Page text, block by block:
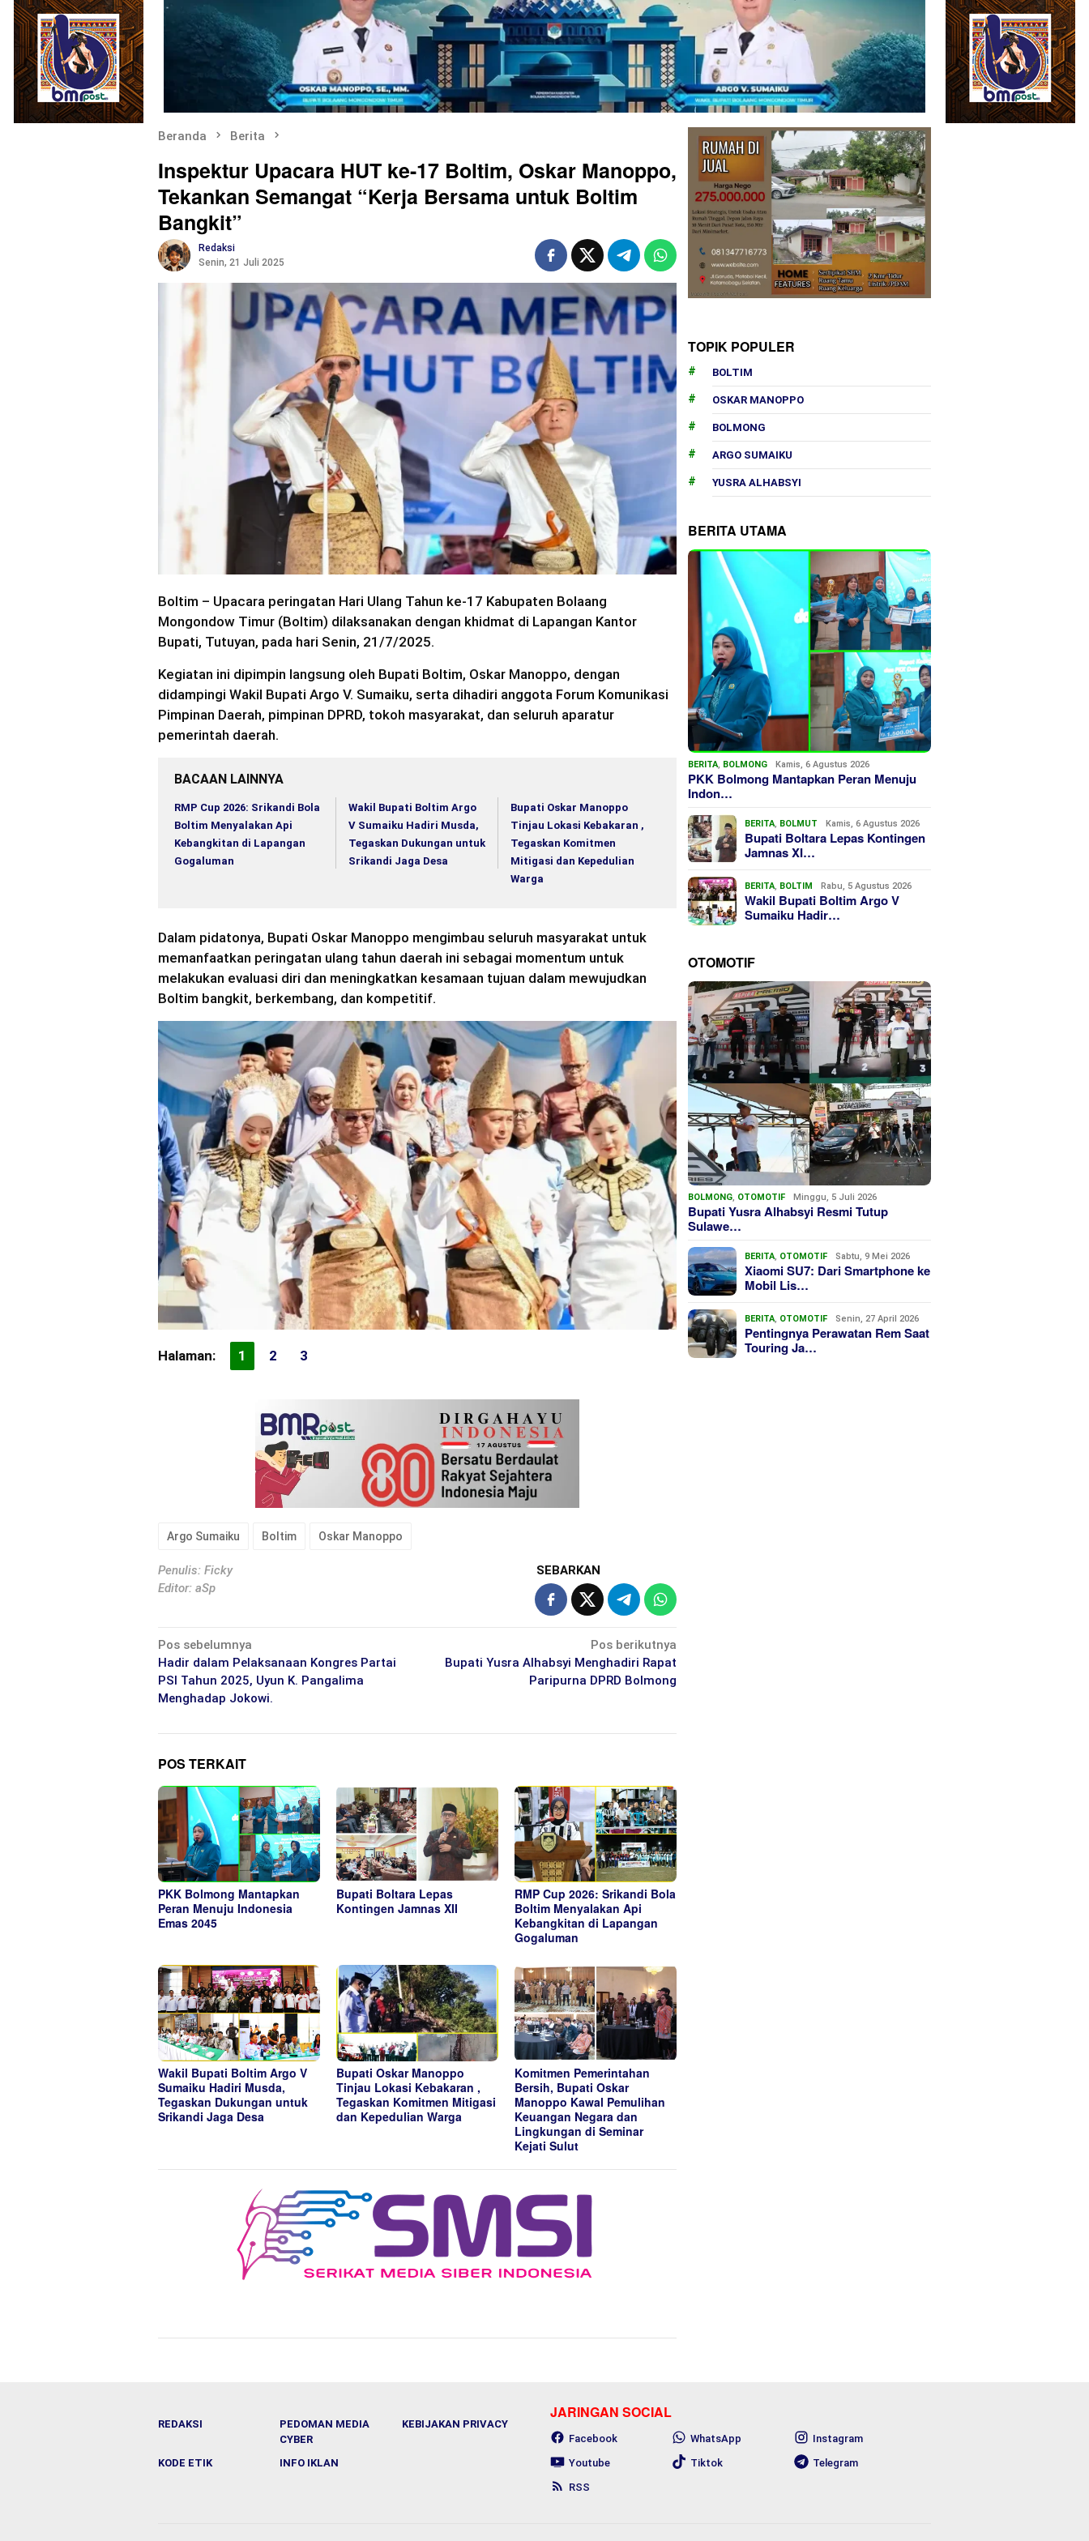
Beranda Berita
Inspektur Upacara HUT ke-17 Boltim, Oskar Manoppo,
Tekankan Semangat “Kerja Bersama untuk Boltim
Bangkit”
Redaksi
Senin, 21 Juli 2025
Boltim – Upacara peringatan Hari Ulang Tahun ke-17 Kabupaten Bolaang
Mongondow Timur (Boltim) dilaksanakan dengan khidmat di Lapangan Kantor
Bupati, Tutuyan, pada hari Senin, 21/7/2025.
Kegiatan ini dipimpin langsung oleh Bupati Boltim, Oskar Manoppo, dengan
didampingi Wakil Bupati Argo V. Sumaiku, serta dihadiri anggota Forum Komunikasi
Pimpinan Daerah, pimpinan DPRD, tokoh masyarakat, dan seluruh aparatur
pemerintah daerah.
BACAAN LAINNYA
RMP Cup 2026: Srikandi Bola
Boltim Menyalakan Api
Kebangkitan di Lapangan
Gogaluman
Wakil Bupati Boltim Argo
V Sumaiku Hadiri Musda,
Tegaskan Dukungan untuk
Srikandi Jaga Desa
Bupati Oskar Manoppo
Tinjau Lokasi Kebakaran ,
Tegaskan Komitmen
Mitigasi dan Kepedulian
Warga
Dalam pidatonya, Bupati Oskar Manoppo mengimbau seluruh masyarakat untuk
memanfaatkan peringatan ulang tahun daerah ini sebagai momentum untuk
melakukan evaluasi diri dan meningkatkan kesamaan tujuan dalam mewujudkan
Boltim bangkit, berkembang, dan kompetitif.
Halaman: 1 2 3
Argo Sumaiku Boltim Oskar Manoppo
Penulis: Ficky
Editor: aSp
SEBARKAN
Navigasi
pos
Pos sebelumnya
Hadir dalam Pelaksanaan Kongres Partai
PSI Tahun 2025, Uyun K. Pangalima
Menghadap Jokowi.
Pos berikutnya
Bupati Yusra Alhabsyi Menghadiri Rapat
Paripurna DPRD Bolmong
POS TERKAIT
PKK Bolmong Mantapkan
Peran Menuju Indonesia
Emas 2045
Bupati Boltara Lepas
Kontingen Jamnas XII
RMP Cup 2026: Srikandi Bola
Boltim Menyalakan Api
Kebangkitan di Lapangan
Gogaluman
Wakil Bupati Boltim Argo V
Sumaiku Hadiri Musda,
Tegaskan Dukungan untuk
Srikandi Jaga Desa
Bupati Oskar Manoppo
Tinjau Lokasi Kebakaran ,
Tegaskan Komitmen Mitigasi
dan Kepedulian Warga
Komitmen Pemerintahan
Bersih, Bupati Oskar
Manoppo Kawal Pemulihan
Keuangan Negara dan
Lingkungan di Seminar
Kejati Sulut
TOPIK POPULER
BOLTIM
OSKAR MANOPPO
BOLMONG
ARGO SUMAIKU
YUSRA ALHABSYI
BERITA UTAMA
BERITA, BOLMONG Kamis, 6 Agustus 2026
PKK Bolmong Mantapkan Peran Menuju
Indon…
BERITA, BOLMUT Kamis, 6 Agustus 2026
Bupati Boltara Lepas Kontingen
Jamnas XI…
BERITA, BOLTIM Rabu, 5 Agustus 2026
Wakil Bupati Boltim Argo V
Sumaiku Hadir…
OTOMOTIF
BOLMONG, OTOMOTIF Minggu, 5 Juli 2026
Bupati Yusra Alhabsyi Resmi Tutup
Sulawe…
BERITA, OTOMOTIF Sabtu, 9 Mei 2026
Xiaomi SU7: Dari Smartphone ke
Mobil Lis…
BERITA, OTOMOTIF Senin, 27 April 2026
Pentingnya Perawatan Rem Saat
Touring Ja…
REDAKSI
PEDOMAN MEDIA
CYBER
KEBIJAKAN PRIVACY
KODE ETIK INFO IKLAN
JARINGAN SOCIAL
Facebook WhatsApp
Instagram
Youtube
Tiktok
Telegram
RSS